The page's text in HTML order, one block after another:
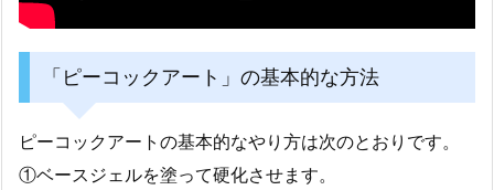
「ピーコックアート」の基本的な方法
ピーコックアートの基本的なやり方は次のとおりです。
①ベースジェルを塗って硬化させます。